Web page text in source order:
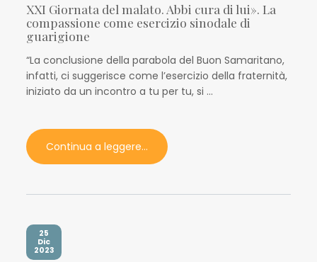
XXI Giornata del malato. Abbi cura di lui». La
compassione come esercizio sinodale di
guarigione
“La conclusione della parabola del Buon Samaritano,
infatti, ci suggerisce come l’esercizio della fraternità,
iniziato da un incontro a tu per tu, si ...
Continua a leggere...
25
Dic
2023